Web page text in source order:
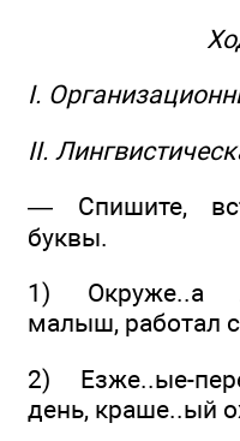
I.
II.
— Спишите,
буквы.
1) Окруже..а
малыш, работал
2) Езже..ые-
день, краше..ый